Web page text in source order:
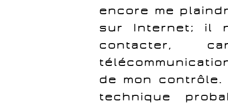
encore me
sur Internet; il
contacter,
de mon
technique